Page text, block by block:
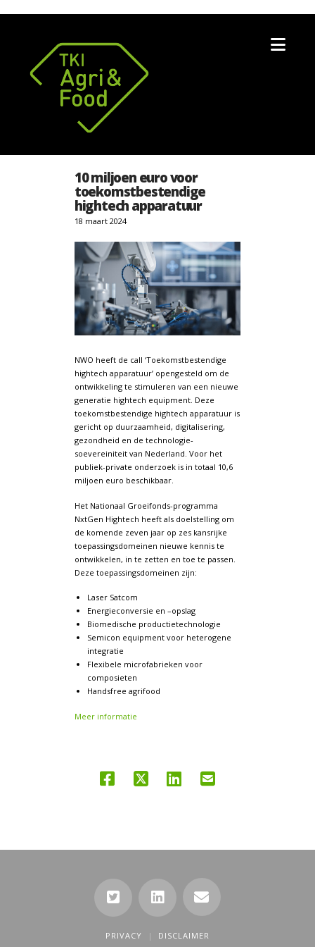
10 miljoen euro voor
toekomstbestendige
hightech apparatuur
18 maart 2024
NWO heeft de call ‘Toekomstbestendige
hightech apparatuur’ opengesteld om de
ontwikkeling te stimuleren van een nieuwe
generatie hightech equipment. Deze
toekomstbestendige hightech apparatuur is
gericht op duurzaamheid, digitalisering,
gezondheid en de technologie-
soevereiniteit van Nederland. Voor het
publiek-private onderzoek is in totaal 10,6
miljoen euro beschikbaar.
Het Nationaal Groeifonds-programma
NxtGen Hightech heeft als doelstelling om
de komende zeven jaar op zes kansrijke
toepassingsdomeinen nieuwe kennis te
ontwikkelen, in te zetten en toe te passen.
Deze toepassingsdomeinen zijn:
Laser Satcom
Energieconversie en –opslag
Biomedische productietechnologie
Semicon equipment voor heterogene
integratie
Flexibele microfabrieken voor
composieten
Handsfree agrifood
Meer informatie
PRIVACY DISCLAIMER